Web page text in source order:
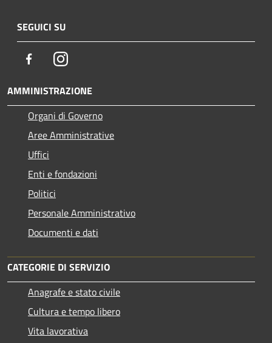
SEGUICI SU
FacebookInstagram
AMMINISTRAZIONE
Organi di Governo
Aree Amministrative
Uffici
Enti e fondazioni
Politici
Personale Amministrativo
Documenti e dati
CATEGORIE DI SERVIZIO
Anagrafe e stato civile
Cultura e tempo libero
Vita lavorativa